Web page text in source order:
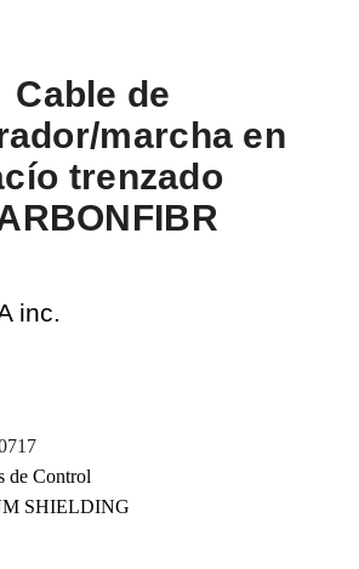
Cable de
marcha en
trenzado
inc.
de Control
SHIELDING